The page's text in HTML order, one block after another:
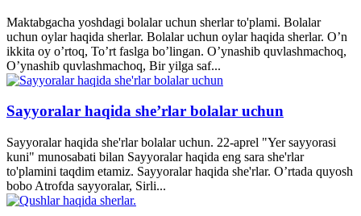
Maktabgacha yoshdagi bolalar uchun sherlar to'plami. Bolalar
uchun oylar haqida sherlar. Bolalar uchun oylar haqida sherlar. O’n
ikkita oy o’rtoq, To’rt faslga bo’lingan. O’ynashib quvlashmachoq,
O’ynashib quvlashmachoq, Bir yilga saf...
Sayyoralar haqida she’rlar bolalar uchun
Sayyoralar haqida she'rlar bolalar uchun. 22-aprel "Yer sayyorasi
kuni" munosabati bilan Sayyoralar haqida eng sara she'rlar
to'plamini taqdim etamiz. Sayyoralar haqida she'rlar. O’rtada quyosh
bobo Atrofda sayyoralar, Sirli...